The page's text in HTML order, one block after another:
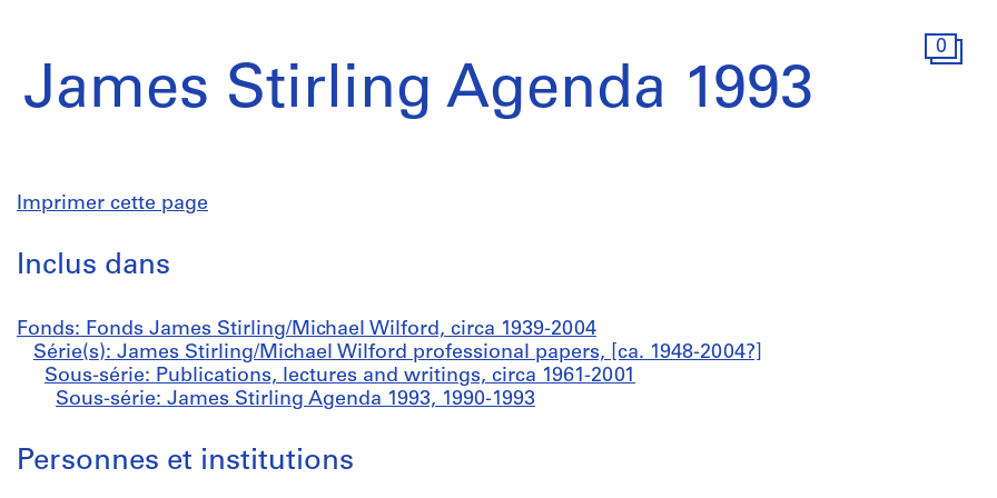
0
James Stirling Agenda 1993
Imprimer cette page
Inclus dans
Fonds: Fonds James Stirling/Michael Wilford, circa 1939-2004
Série(s): James Stirling/Michael Wilford professional papers, [ca. 1948-2004?]
Sous-série: Publications, lectures and writings, circa 1961-2001
Sous-série: James Stirling Agenda 1993, 1990-1993
Personnes et institutions